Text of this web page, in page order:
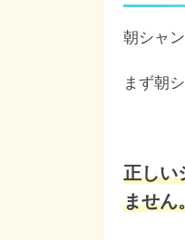
朝シャ
まず朝
正しい
ません